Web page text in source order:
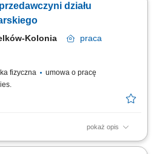
i doradztwo produktowe,
produktów, utrzymanie porządku i
działu
Kolonia
praca
fizyczna
umowa o pracę
pokaż opis
świeżymi oraz udzielanie